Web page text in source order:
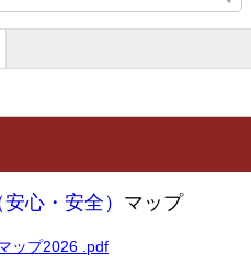
安心・安全） マップ
ップ2026 .pdf